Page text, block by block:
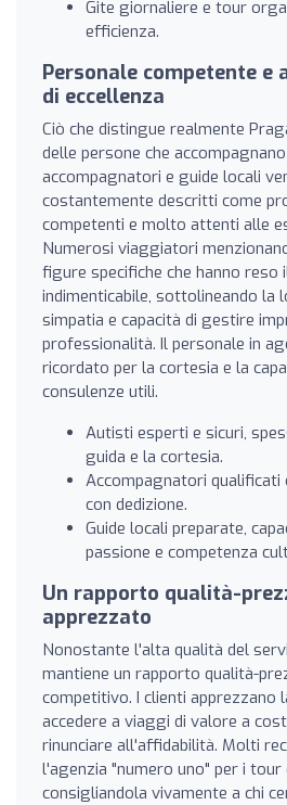
Gite giornaliere e tour
efficienza.
Personale competente e
di eccellenza
Ciò che distingue realmente
delle persone che
accompagnatori e guide locali
costantemente descritti come
competenti e molto attenti alle
Numerosi viaggiatori
figure specifiche che hanno reso
indimenticabile, sottolineando la
simpatia e capacità di gestire
professionalità. Il personale in
ricordato per la cortesia e la
consulenze utili.
Autisti esperti e sicuri,
guida e la cortesia.
Accompagnatori qualificati
con dedizione.
Guide locali preparate,
passione e competenza
Un rapporto qualità-
apprezzato
Nonostante l'alta qualità del
mantiene un rapporto qualità-
competitivo. I clienti apprezzano
accedere a viaggi di valore a
rinunciare all'affidabilità. Molti
l'agenzia "numero uno" per i
consigliandola vivamente a chi